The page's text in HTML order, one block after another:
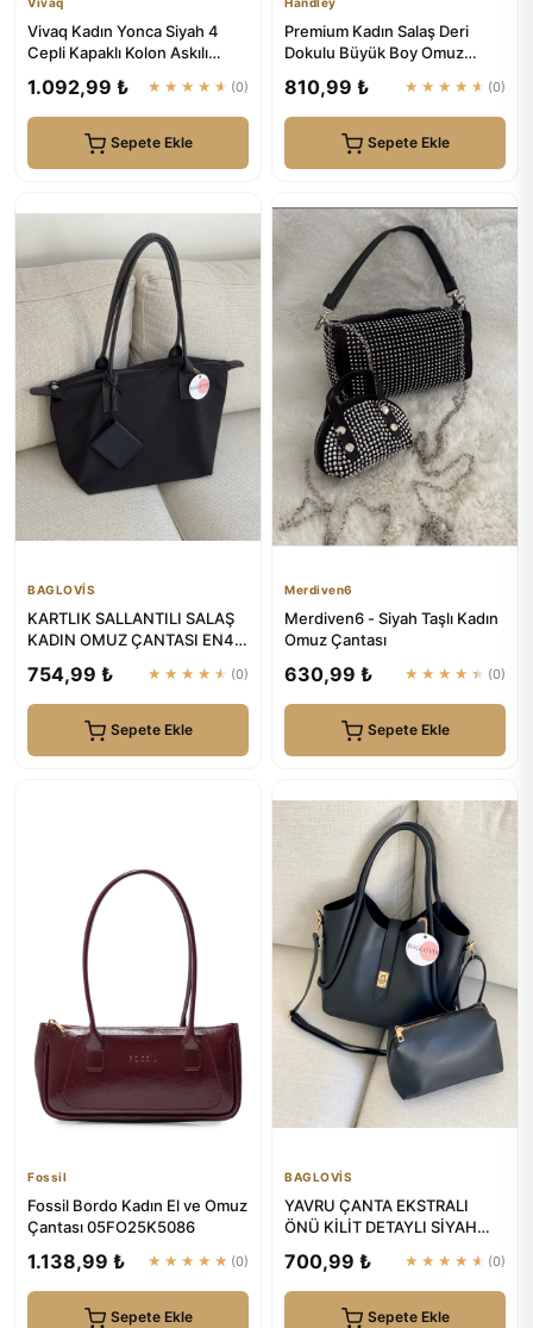
Vivaq Kadın Yonca Siyah 4
Cepli Kapaklı Kolon Askılı
1.092,99 ₺ ★★★★★ (0)
Sepete Ekle
Premium Kadın Salaş Deri
Dokulu Büyük Boy Omuz
810,99 ₺ ★★★★★ (0)
Sepete Ekle
BAGLOVİS
KARTLIK SALLANTILI SALAŞ
KADIN OMUZ ÇANTASI EN42
754,99 ₺ ★★★★★ (0)
Sepete Ekle
Merdiven6
Merdiven6 - Siyah Taşlı Kadın
Omuz Çantası
630,99 ₺ ★★★★★ (0)
Sepete Ekle
Fossil
Fossil Bordo Kadın El ve Omuz
Çantası 05FO25K5086
1.138,99 ₺ ★★★★★ (0)
Sepete Ekle
BAGLOVİS
YAVRU ÇANTA EKSTRALI
ÖNÜ KİLİT DETAYLI SİYAH
BAGLOVİS
700,99 ₺ ★★★★★ (0)
Sepete Ekle